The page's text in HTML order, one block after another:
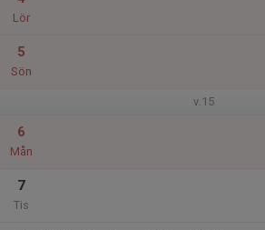
Lör
5
Sön
v.15
6
Mån
7
Tis